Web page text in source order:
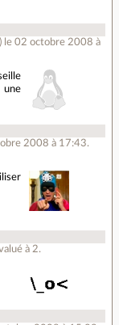
) le 02 octobre 2008 à
une
2008 à 17:43.
à 2.